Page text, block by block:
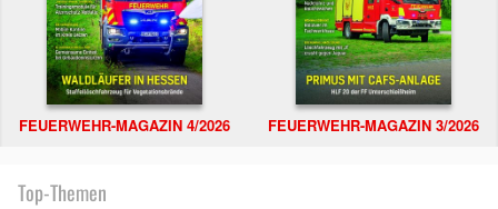
FEUERWEHR-MAGAZIN 4/2026 FEUERWEHR-MAGAZIN 3/2026
Top-Themen